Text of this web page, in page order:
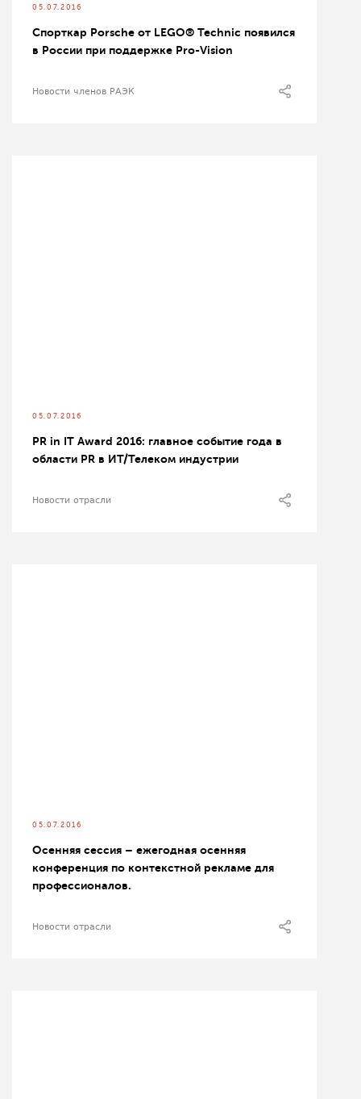
05.07.2016
Cпорткар Porsche от LEGO® Technic появился
в России при поддержке Pro-Vision
Новости членов РАЭК
05.07.2016
PR in IT Award 2016: главное событие года в
области PR в ИТ/Телеком индустрии
Новости отрасли
05.07.2016
Осенняя сессия – ежегодная осенняя
конференция по контекстной рекламе для
профессионалов.
Новости отрасли